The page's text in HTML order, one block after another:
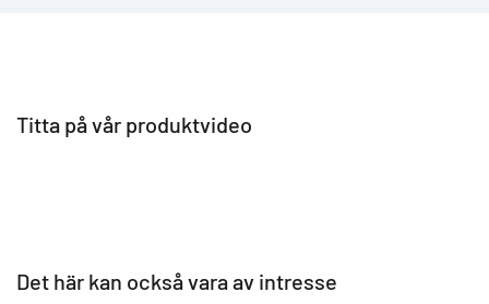
Titta på vår produktvideo
Det här kan också vara av intresse